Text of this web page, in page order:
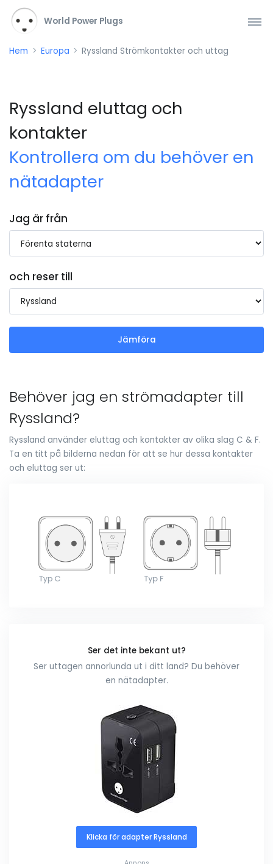
World Power Plugs
Hem Europa Ryssland Strömkontakter och uttag
Ryssland eluttag och
kontakter
Kontrollera om du behöver en
nätadapter
Jag är från
och reser till
Jämföra
Behöver jag en strömadapter till
Ryssland?
Ryssland använder eluttag och kontakter av olika slag C & F.
Ta en titt på bilderna nedan för att se hur dessa kontakter
och eluttag ser ut:
Ser det inte bekant ut?
Ser uttagen annorlunda ut i ditt land? Du behöver
en nätadapter.
Klicka för adapter Ryssland